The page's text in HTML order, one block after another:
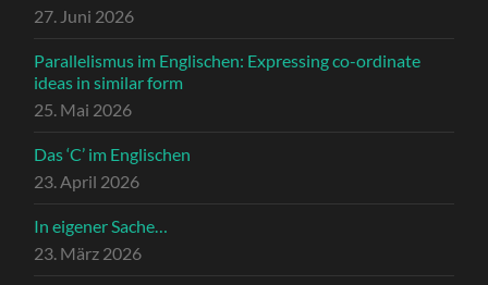
27. Juni 2026
Parallelismus im Englischen: Expressing co-ordinate
ideas in similar form
25. Mai 2026
Das ‘C’ im Englischen
23. April 2026
In eigener Sache…
23. März 2026